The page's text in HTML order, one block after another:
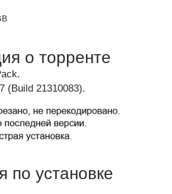
о торренте
(Build 21310083).
по установке